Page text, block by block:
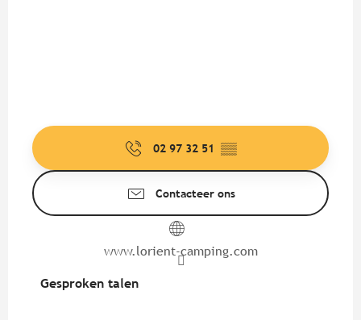
02 97 32 51 ▒▒
Contacteer ons
www.lorient-camping.com
Gesproken talen
Gesproken talen